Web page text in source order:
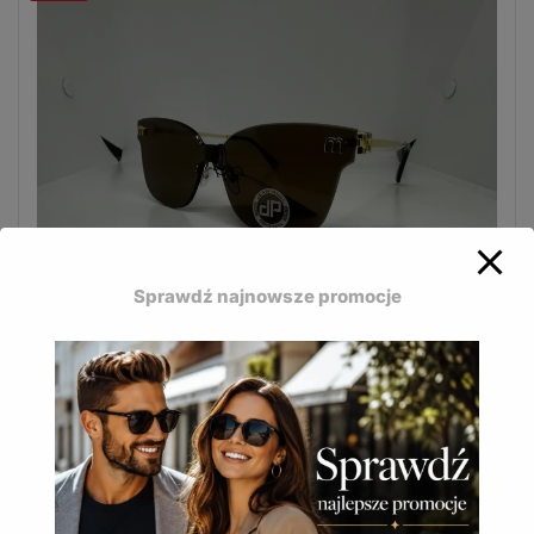
Modne okulary przeciwsłoneczne Jean Paul
stworzone z myślą o kobietach.
JP-624 A
16,50zł (20,30zł z VAT)
DODAJ DO KOSZYKA
Sprawdź najnowsze promocje